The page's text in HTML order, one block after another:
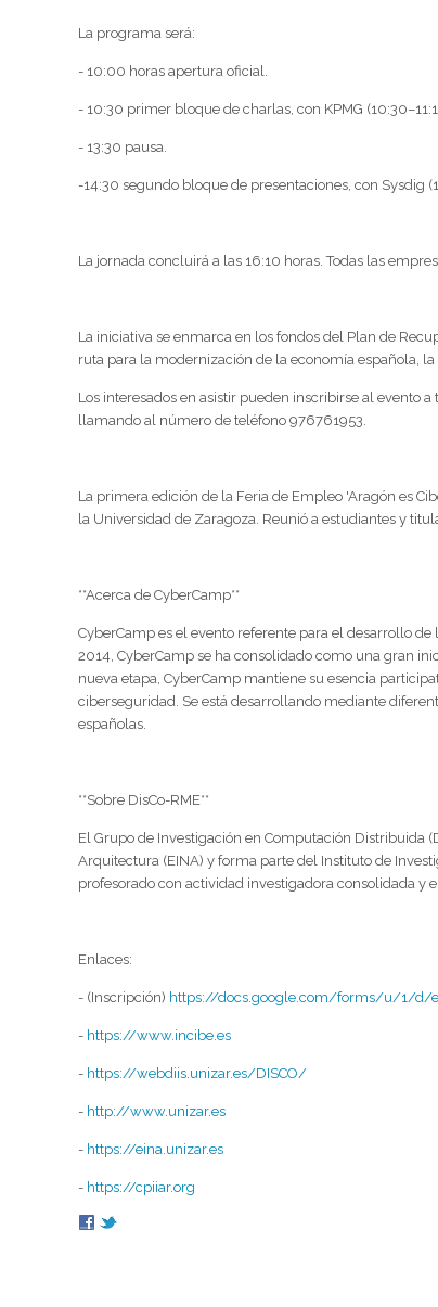
La programa será:
- 10:00 horas apertura oficial.
- 10:30 primer bloque de charlas, con KPMG
- 13:30 pausa.
-14:30 segundo bloque de presentaciones, con Sysdig
La jornada concluirá a las 16:10 horas. Todas las
La iniciativa se enmarca en los fondos del Plan de
ruta para la modernización de la economía española,
Los interesados en asistir pueden inscribirse al evento
llamando al número de teléfono 976761953.
La primera edición de la Feria de Empleo 'Aragón es
la Universidad de Zaragoza. Reunió a estudiantes y
**Acerca de CyberCamp**
CyberCamp es el evento referente para el desarrollo
2014, CyberCamp se ha consolidado como una gran
nueva etapa, CyberCamp mantiene su esencia
ciberseguridad. Se está desarrollando mediante
españolas.
**Sobre DisCo-RME**
El Grupo de Investigación en Computación Distribuida
Arquitectura (EINA) y forma parte del Instituto de
profesorado con actividad investigadora consolidada y
Enlaces:
- (Inscripción) https://docs.google.com/forms/u/1/d/e/
- https://www.incibe.es
- https://webdiis.unizar.es/DISCO/
- http://www.unizar.es
- https://eina.unizar.es
- https://cpiiar.org